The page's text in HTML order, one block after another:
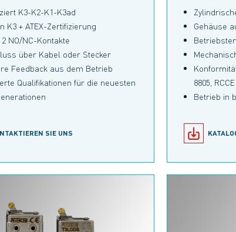
K3-K2-K1-K3ad
K3 + ATEX-Zertifizierung
NO/NC-Kontakte
über Kabel oder Stecker
Feedback aus dem Betrieb
Qualifikationen für die neuesten
SIE UNS
Gehäuse
8805,
Betrieb in